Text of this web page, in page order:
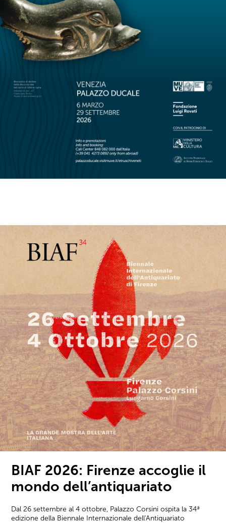
BIAF 2026: Firenze accoglie il
mondo dell’antiquariato
Dal 26 settembre al 4 ottobre, Palazzo Corsini ospita la 34ª
edizione della Biennale Internazionale dell'Antiquariato